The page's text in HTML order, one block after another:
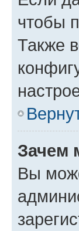
чтобы
Также
Зачем
Вы